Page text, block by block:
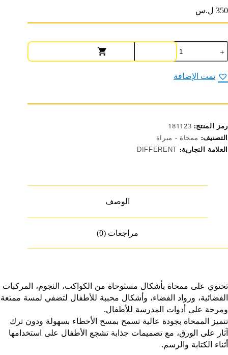
350 ل.س
كمية
مجموعة
ممحاة
أشكال
وألوان
-
8078
8080
تمت الإضافة
رمز المنتج: 181123
التصنيف: ممحاة - مبراة
العلامة التجارية: DIFFERENT
الوصف
مراجعات (0)
تحتوي على ممحاة بأشكال مستوحاة من الكواكب، النجوم، المركبات
الفضائية، ورواد الفضاء، وأشكال محببة للأطفال لتضفي لمسة ممتعة
ومرحة على أدوات المدرسة للأطفال.
تتميز الممحاة بجودة عالية تسمح بمسح الأخطاء بسهولة ودون ترك
آثار على الورق، مع تصميمات جذابة تشجع الأطفال على استخدامها
أثناء الكتابة والرسم.